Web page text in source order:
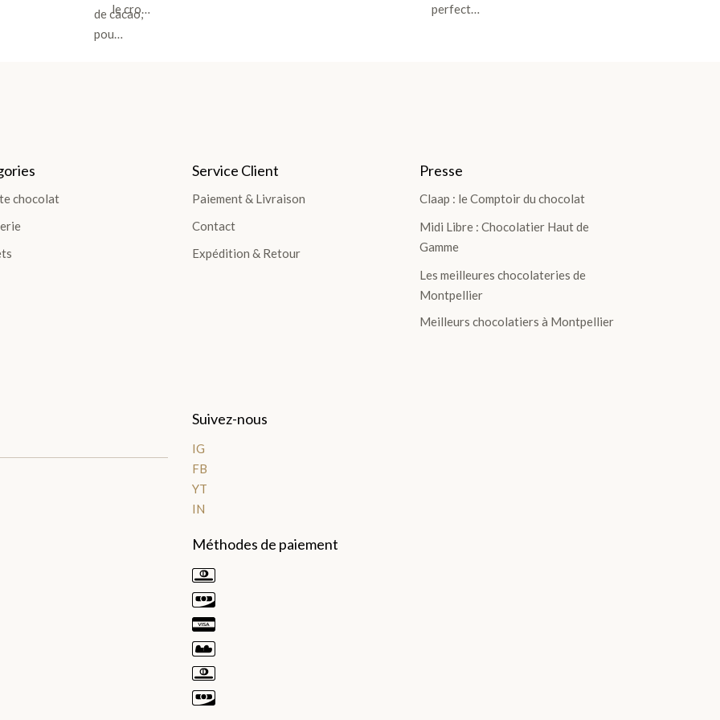
le cro…
perfect…
de cacao,
pou…
chocolat
Service Client
Paiement & Livraison
Contact
Expédition & Retour
Presse
Claap : le Comptoir du chocolat
Midi Libre : Chocolatier Haut de
Gamme
Les meilleures chocolateries de
Montpellier
Meilleurs chocolatiers à Montpellier
Suivez-nous
IG
FB
YT
IN
Méthodes de paiement